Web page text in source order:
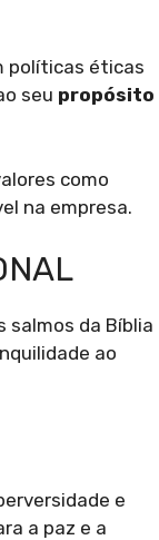
políticas éticas
seu propósito
como
na empresa.
salmos da Bíblia
ao
e
a paz e a